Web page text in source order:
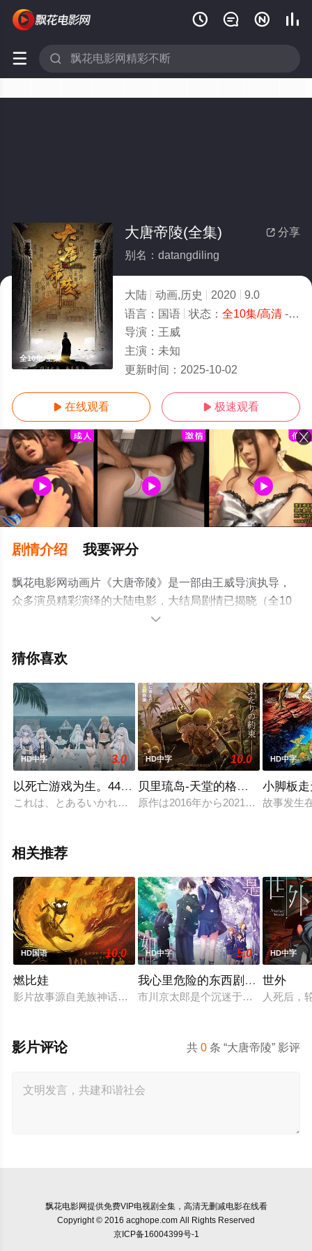
   
 
全10集/全集
 分享
大唐帝陵(全集)
别名：datangdiling
大陆 动画,历史 2020
9.0
语言： 国语 状态： 全10集/高清- 免费在线观看
导演： 王威
主演： 未知
更新时间： 2025-10-02
 在线观看  极速观看
剧情介绍 我要评分
飘花电影网动画片《大唐帝陵》是一部由王威导演执导，
众多演员精彩演绎的大陆电影，大结局剧情已揭晓（全10
集），手机免费观看高清未删减完整版电影大全就上飘花
等平台了解。

猜你喜欢
HD中字 3.0
以死亡游戏为生。44:CLOUDYBEACH
これは、とあるいかれた世界の話。プレイヤーネーム 幽鬼 職
HD中字 10.0
贝里琉岛-天堂的格尔尼卡-
原作は2016年から2021年までヤン
HD中字
小脚板
故事发生
相关推荐
HD国语 10.0
燃比娃
影片故事源自羌族神话，讲述了一只被人类抚养长大的猴子，追
HD中字 5.0
我心里危险的东西剧场版
市川京太郎是个沉迷于《杀人大百科
HD中字
世外
人死后，
共0 条 “大唐帝陵” 影评
影片评论
飘花电影网提供免费VIP电视剧全集，高清无删减电影在线看
Copyright © 2016 acghope.com All Rights Reserved
京ICP备16004399号-1